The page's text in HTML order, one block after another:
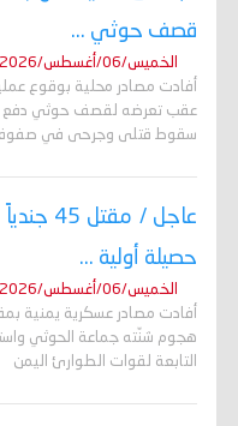
قصف حوثي ...
الخميس/06/أغسطس/2026 - 05:17 م
أفادت مصادر محلية بوقوع
عقب تعرضه لقصف حوثي دفع
سقوط قتلى وجرحى في
عاجل /
حصيلة أولية ...
الخميس/06/أغسطس/2026 - 03:27 م
هجوم شنّته جماعة الحوثي
التابعة لقوات الطوارئ اليمن